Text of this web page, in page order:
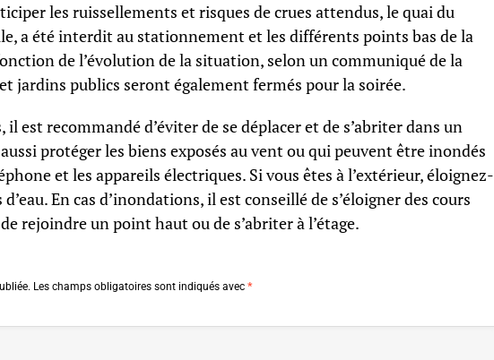
les ruissellements et risques de crues attendus, le quai du
a été interdit au stationnement et les différents points bas de la
de l’évolution de la situation, selon un communiqué de la
jardins publics seront également fermés pour la soirée.
il est recommandé d’éviter de se déplacer et de s’abriter dans un
protéger les biens exposés au vent ou qui peuvent être inondés
et les appareils électriques. Si vous êtes à l’extérieur, éloignez-
En cas d’inondations, il est conseillé de s’éloigner des cours
rejoindre un point haut ou de s’abriter à l’étage.
Les champs obligatoires sont indiqués avec *